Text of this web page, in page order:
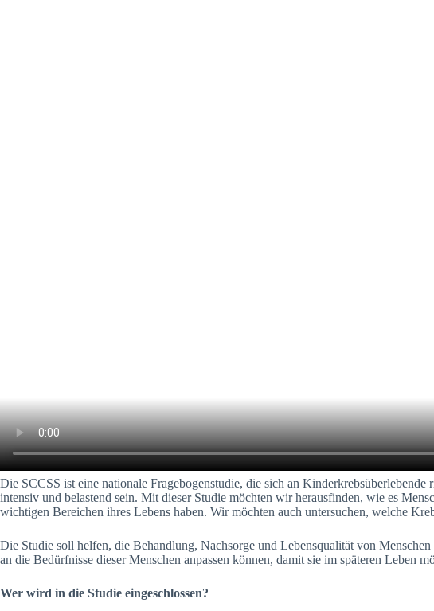
Die SCCSS ist eine nationale Fragebogenstudie, die sich an
intensiv und belastend sein. Mit dieser Studie möchten wir herausfinden, wie es
wichtigen Bereichen ihres Lebens haben. Wir möchten auch untersuchen, welche
Die Studie soll helfen, die Behandlung, Nachsorge und Lebensqualität von
an die Bedürfnisse dieser Menschen anpassen können, damit sie im späteren Leben
Wer wird in die Studie eingeschlossen?